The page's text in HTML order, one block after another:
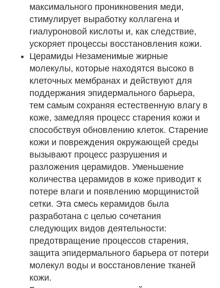
максимального проникновения меди,
стимулирует выработку коллагена и
гиалуроновой кислоты и, как следствие,
ускоряет процессы восстановления кожи.
Церамиды Незаменимые жирные
молекулы, которые находятся высоко в
клеточных мембранах и действуют для
поддержания эпидермального барьера,
тем самым сохраняя естественную влагу в
коже, замедляя процесс старения кожи и
способствуя обновлению клеток. Старение
кожи и повреждения окружающей среды
вызывают процесс разрушения и
разложения церамидов. Уменьшение
количества церамидов в коже приводит к
потере влаги и появлению морщинистой
сетки. Эта смесь керамидов была
разработана с целью сочетания
следующих видов деятельности:
предотвращение процессов старения,
защита эпидермального барьера от потери
молекул воды и восстановление тканей
кожи.